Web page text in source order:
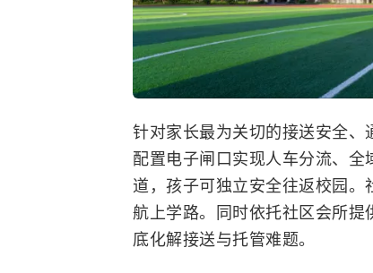
针对家长最为关切的接送安全、
配置电子闸口实现人车分流、
道，孩子可独立安全往返校园。
航上学路。同时依托社区会所
底化解接送与托管难题。